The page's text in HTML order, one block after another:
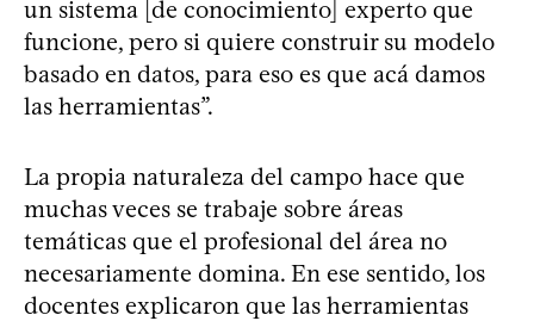
un sistema [de conocimiento] experto que
funcione, pero si quiere construir su modelo
basado en datos, para eso es que acá damos
las herramientas”.
La propia naturaleza del campo hace que
muchas veces se trabaje sobre áreas
temáticas que el profesional del área no
necesariamente domina. En ese sentido, los
docentes explicaron que las herramientas